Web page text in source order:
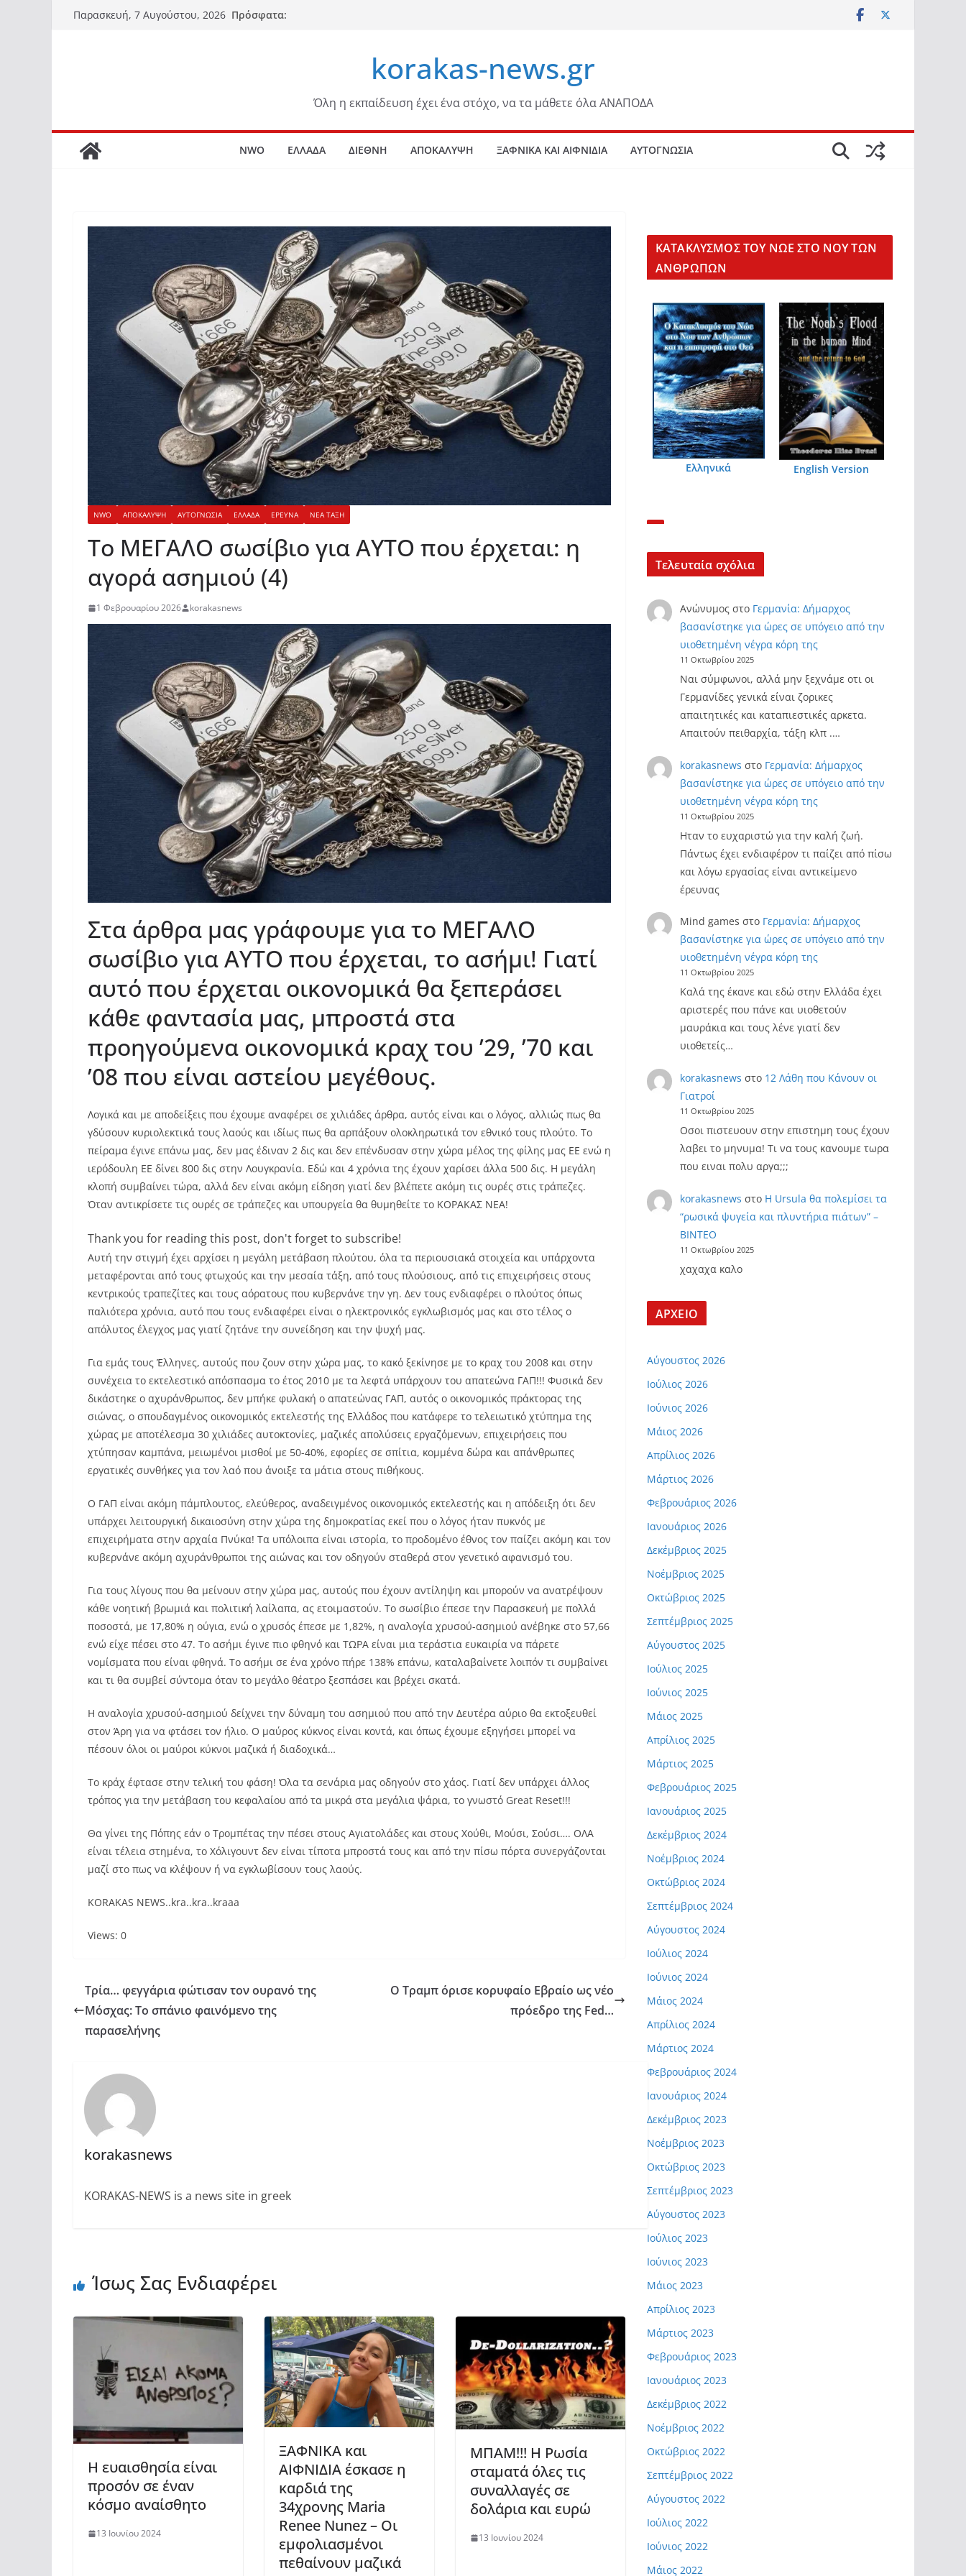
Μετάβαση
Παρασκευή, 7 Αυγούστου, 2026 Πρόσφατα:
korakas-news.gr
Όλη η εκπαίδευση έχει ένα στόχο, να τα μάθετε όλα ΑΝΑΠΟΔΑ
NWO ΕΛΛΑΔΑ ΔΙΕΘΝΗ ΑΠΟΚΑΛΥΨΗ ΞΑΦΝΙΚΑ ΚΑΙ ΑΙΦΝΙΔΙΑ ΑΥΤΟΓΝΩΣΙΑ
NWO ΑΠΟΚΑΛΥΨΗ ΑΥΤΟΓΝΩΣΙΑ ΕΛΛΑΔΑ ΕΡΕΥΝΑ ΝΕΑ ΤΑΞΗ
Το ΜΕΓΑΛΟ σωσίβιο για AYTO που έρχεται: η
αγορά ασημιού (4)
1 Φεβρουαρίου 2026 korakasnews
Στα άρθρα μας γράφουμε για το ΜΕΓΑΛΟ
σωσίβιο για AYTO που έρχεται, το ασήμι! Γιατί
αυτό που έρχεται οικονομικά θα ξεπεράσει
κάθε φαντασία μας, μπροστά στα
προηγούμενα οικονομικά κραχ του ’29, ’70 και
’08 που είναι αστείου μεγέθους.
Λογικά και με αποδείξεις που έχουμε αναφέρει σε χιλιάδες άρθρα, αυτός είναι και ο λόγος, αλλιώς πως θα
γδύσουν κυριολεκτικά τους λαούς και ιδίως πως θα αρπάξουν ολοκληρωτικά τον εθνικό τους πλούτο. Το
πείραμα έγινε επάνω μας, δεν μας έδιναν 2 δις και δεν επένδυσαν στην χώρα μέλος της φίλης μας ΕΕ ενώ η
ιερόδουλη ΕΕ δίνει 800 δις στην Λουγκρανία. Εδώ και 4 χρόνια της έχουν χαρίσει άλλα 500 δις. Η μεγάλη
κλοπή συμβαίνει τώρα, αλλά δεν είναι ακόμη είδηση γιατί δεν βλέπετε ακόμη τις ουρές στις τράπεζες.
Όταν αντικρίσετε τις ουρές σε τράπεζες και υπουργεία θα θυμηθείτε το ΚΟΡΑΚΑΣ ΝΕΑ!
Thank you for reading this post, don't forget to subscribe!
Αυτή την στιγμή έχει αρχίσει η μεγάλη μετάβαση πλούτου, όλα τα περιουσιακά στοιχεία και υπάρχοντα
μεταφέρονται από τους φτωχούς και την μεσαία τάξη, από τους πλούσιους, από τις επιχειρήσεις στους
κεντρικούς τραπεζίτες και τους αόρατους που κυβερνάνε την γη. Δεν τους ενδιαφέρει ο πλούτος όπως
παλιότερα χρόνια, αυτό που τους ενδιαφέρει είναι ο ηλεκτρονικός εγκλωβισμός μας και στο τέλος ο
απόλυτος έλεγχος μας γιατί ζητάνε την συνείδηση και την ψυχή μας.
Για εμάς τους Έλληνες, αυτούς που ζουν στην χώρα μας, το κακό ξεκίνησε με το κραχ του 2008 και στην
συνέχεια το εκτελεστικό απόσπασμα το έτος 2010 με τα λεφτά υπάρχουν του απατεώνα ΓΑΠ!!! Φυσικά δεν
δικάστηκε ο αχυράνθρωπος, δεν μπήκε φυλακή ο απατεώνας ΓΑΠ, αυτός ο οικονομικός πράκτορας της
σιώνας, ο σπουδαγμένος οικονομικός εκτελεστής της Ελλάδος που κατάφερε το τελειωτικό χτύπημα της
χώρας με αποτέλεσμα 30 χιλιάδες αυτοκτονίες, μαζικές απολύσεις εργαζόμενων, επιχειρήσεις που
χτύπησαν καμπάνα, μειωμένοι μισθοί με 50-40%, εφορίες σε σπίτια, κομμένα δώρα και απάνθρωπες
εργατικές συνθήκες για τον λαό που άνοιξε τα μάτια στους πιθήκους.
Ο ΓΑΠ είναι ακόμη πάμπλουτος, ελεύθερος, αναδειγμένος οικονομικός εκτελεστής και η απόδειξη ότι δεν
υπάρχει λειτουργική δικαιοσύνη στην χώρα της δημοκρατίας εκεί που ο λόγος ήταν πυκνός με
επιχειρήματα στην αρχαία Πνύκα! Τα υπόλοιπα είναι ιστορία, το προδομένο έθνος τον παίζει ακόμη και τον
κυβερνάνε ακόμη αχυράνθρωποι της αιώνας και τον οδηγούν σταθερά στον γενετικό αφανισμό του.
Για τους λίγους που θα μείνουν στην χώρα μας, αυτούς που έχουν αντίληψη και μπορούν να ανατρέψουν
κάθε νοητική βρωμιά και πολιτική λαίλαπα, ας ετοιμαστούν. Το σωσίβιο έπεσε την Παρασκευή με πολλά
ποσοστά, με 17,80% η ούγια, ενώ ο χρυσός έπεσε με 1,82%, η αναλογία χρυσού-ασημιού ανέβηκε στο 57,66
ενώ είχε πέσει στο 47. Το ασήμι έγινε πιο φθηνό και ΤΩΡΑ είναι μια τεράστια ευκαιρία να πάρετε
νομίσματα που είναι φθηνά. Το ασήμι σε ένα χρόνο πήρε 138% επάνω, καταλαβαίνετε λοιπόν τι συμβαίνει
και τι θα συμβεί σύντομα όταν το μεγάλο θέατρο ξεσπάσει και βρέχει σκατά.
Η αναλογία χρυσού-ασημιού δείχνει την δύναμη του ασημιού που από την Δευτέρα αύριο θα εκτοξευθεί
στον Άρη για να φτάσει τον ήλιο. Ο μαύρος κύκνος είναι κοντά, και όπως έχουμε εξηγήσει μπορεί να
πέσουν όλοι οι μαύροι κύκνοι μαζικά ή διαδοχικά…
Το κράχ έφτασε στην τελική του φάση! Όλα τα σενάρια μας οδηγούν στο χάος. Γιατί δεν υπάρχει άλλος
τρόπος για την μετάβαση του κεφαλαίου από τα μικρά στα μεγάλια ψάρια, το γνωστό Great Reset!!!
Θα γίνει της Πόπης εάν ο Τρομπέτας την πέσει στους Αγιατολάδες και στους Χούθι, Μούσι, Σούσι…. ΟΛΑ
είναι τέλεια στημένα, το Χόλιγουντ δεν είναι τίποτα μπροστά τους και από την πίσω πόρτα συνεργάζονται
μαζί στο πως να κλέψουν ή να εγκλωβίσουν τους λαούς.
KORAKAS NEWS..kra..kra..kraaa
Views: 0
Τρία… φεγγάρια φώτισαν τον ουρανό της
Μόσχας: Το σπάνιο φαινόμενο της
παρασελήνης
Ο Τραμπ όρισε κορυφαίο Εβραίο ως νέο
πρόεδρο της Fed…
korakasnews
KORAKAS-NEWS is a news site in greek
Ίσως Σας Ενδιαφέρει
Η ευαισθησία είναι
προσόν σε έναν
κόσμο αναίσθητο
13 Ιουνίου 2024
ΞΑΦΝΙΚΑ και
ΑΙΦΝΙΔΙΑ έσκασε η
καρδιά της
34χρονης Maria
Renee Nunez – Οι
εμφολιασμένοι
πεθαίνουν μαζικά
ΜΠΑΜ!!! Η Ρωσία
σταματά όλες τις
συναλλαγές σε
δολάρια και ευρώ
13 Ιουνίου 2024
KΑΤΑΚΛΥΣΜΟΣ ΤΟΥ ΝΩΕ ΣΤΟ ΝΟΥ ΤΩΝ
ΑΝΘΡΩΠΩΝ
Ελληνικά English Version
Τελευταία σχόλια
Ανώνυμοςστο Γερμανία: Δήμαρχος
βασανίστηκε για ώρες σε υπόγειο από την
υιοθετημένη νέγρα κόρη της
11 Οκτωβρίου 2025
Ναι σύμφωνοι, αλλά μην ξεχνάμε οτι οι
Γερμανίδες γενικά είναι ζορικες
απαιτητικές και καταπιεστικές αρκετα.
Απαιτούν πειθαρχία, τάξη κλπ .…
korakasnews στο Γερμανία: Δήμαρχος
βασανίστηκε για ώρες σε υπόγειο από την
υιοθετημένη νέγρα κόρη της
11 Οκτωβρίου 2025
Ηταν το ευχαριστώ για την καλή ζωή.
Πάντως έχει ενδιαφέρον τι παίζει από πίσω
και λόγω εργασίας είναι αντικείμενο
έρευνας
Mind games στο Γερμανία: Δήμαρχος
βασανίστηκε για ώρες σε υπόγειο από την
υιοθετημένη νέγρα κόρη της
11 Οκτωβρίου 2025
Καλά της έκανε και εδώ στην Ελλάδα έχει
αριστερές που πάνε και υιοθετούν
μαυράκια και τους λένε γιατί δεν
υιοθετείς…
korakasnews στο 12 Λάθη που Κάνουν οι
Γιατροί
11 Οκτωβρίου 2025
Οσοι πιστευουν στην επιστημη τους έχουν
λαβει το μηνυμα! Τι να τους κανουμε τωρα
που ειναι πολυ αργα;;;
korakasnews στο Η Ursula θα πολεμίσει τα
“ρωσικά ψυγεία και πλυντήρια πιάτων” –
ΒΙΝΤΕΟ
11 Οκτωβρίου 2025
χαχαχα καλο
ΑΡΧΕΙΟ
Αύγουστος 2026
Ιούλιος 2026
Ιούνιος 2026
Μάιος 2026
Απρίλιος 2026
Μάρτιος 2026
Φεβρουάριος 2026
Ιανουάριος 2026
Δεκέμβριος 2025
Νοέμβριος 2025
Οκτώβριος 2025
Σεπτέμβριος 2025
Αύγουστος 2025
Ιούλιος 2025
Ιούνιος 2025
Μάιος 2025
Απρίλιος 2025
Μάρτιος 2025
Φεβρουάριος 2025
Ιανουάριος 2025
Δεκέμβριος 2024
Νοέμβριος 2024
Οκτώβριος 2024
Σεπτέμβριος 2024
Αύγουστος 2024
Ιούλιος 2024
Ιούνιος 2024
Μάιος 2024
Απρίλιος 2024
Μάρτιος 2024
Φεβρουάριος 2024
Ιανουάριος 2024
Δεκέμβριος 2023
Νοέμβριος 2023
Οκτώβριος 2023
Σεπτέμβριος 2023
Αύγουστος 2023
Ιούλιος 2023
Ιούνιος 2023
Μάιος 2023
Απρίλιος 2023
Μάρτιος 2023
Φεβρουάριος 2023
Ιανουάριος 2023
Δεκέμβριος 2022
Νοέμβριος 2022
Οκτώβριος 2022
Σεπτέμβριος 2022
Αύγουστος 2022
Ιούλιος 2022
Ιούνιος 2022
Μάιος 2022